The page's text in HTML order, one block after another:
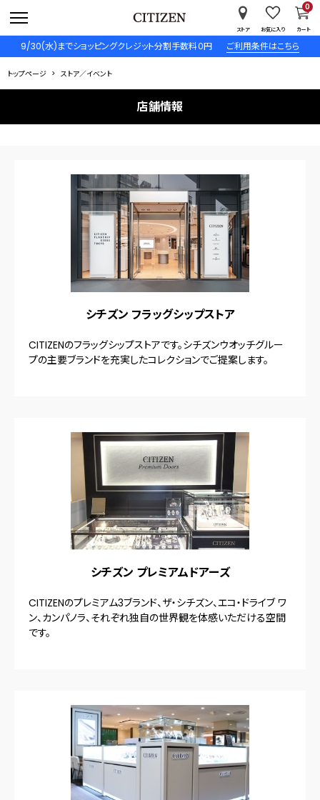
9/30(水)までショッピングクレジット分割手数料０円 ご利用条件はこちら
ストア お気に入り カート
0
トップページ ストア／イベント
店舗情報
シチズン フラッグシップストア
CITIZENのフラッグシップストアです。シチズンウオッチグルー
プの主要ブランドを充実したコレクションでご提案します。
シチズン プレミアムドアーズ
CITIZENのプレミアム3ブランド、ザ・シチズン、エコ・ドライブ ワ
ン、カンパノラ、それぞれ独自の世界観を体感いただける空間
です。